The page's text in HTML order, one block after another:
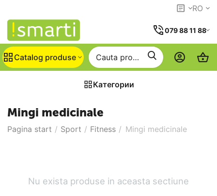
RO
079 88 11 88
Catalog produse
Категории
Mingi medicinale
Pagina start / Sport / Fitness / Mingi medicinale
Nu exista produse in aceasta sectiune